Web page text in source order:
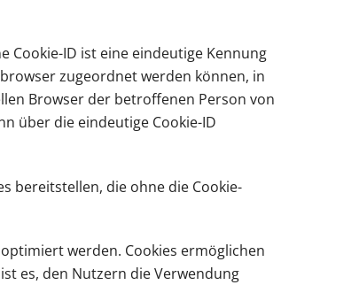
Cookie-ID ist eine eindeutige Kennung
zugeordnet werden können, in
Browser der betroffenen Person von
über die eindeutige Cookie-ID
bereitstellen, die ohne die Cookie-
werden. Cookies ermöglichen
es, den Nutzern die Verwendung